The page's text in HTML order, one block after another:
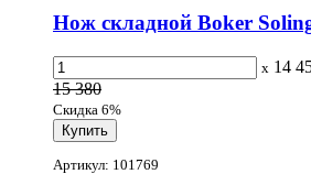
Нож складной Boker
x 14
15 380
Скидка 6%
Артикул: 101769